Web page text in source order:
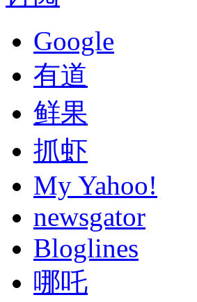
Google
有道
鲜果
抓虾
My Yahoo!
newsgator
Bloglines
哪吒